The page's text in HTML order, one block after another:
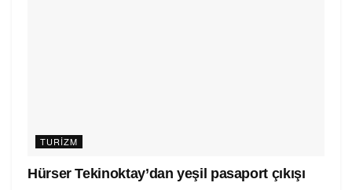
TURIZM
Hürser Tekinoktay’dan yeşil pasaport çıkışı